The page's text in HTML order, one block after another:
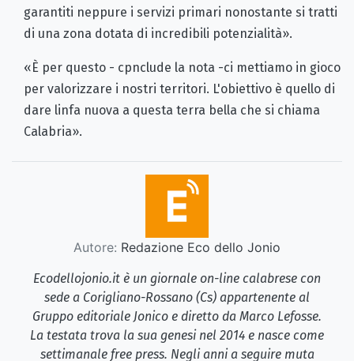
garantiti neppure i servizi primari nonostante si tratti
di una zona dotata di incredibili potenzialità».
«È per questo - cpnclude la nota -ci mettiamo in gioco
per valorizzare i nostri territori. L'obiettivo è quello di
dare linfa nuova a questa terra bella che si chiama
Calabria».
Autore: Redazione Eco dello Jonio
Ecodellojonio.it è un giornale on-line calabrese con
sede a Corigliano-Rossano (Cs) appartenente al
Gruppo editoriale Jonico e diretto da Marco Lefosse.
La testata trova la sua genesi nel 2014 e nasce come
settimanale free press. Negli anni a seguire muta